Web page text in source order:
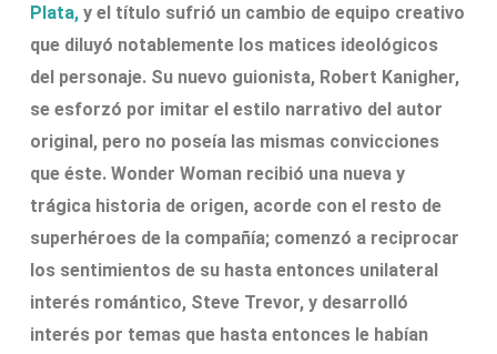
Plata, y el título sufrió un cambio de equipo creativo
que diluyó notablemente los matices ideológicos
del personaje. Su nuevo guionista, Robert Kanigher,
se esforzó por imitar el estilo narrativo del autor
original, pero no poseía las mismas convicciones
que éste. Wonder Woman recibió una nueva y
trágica historia de origen, acorde con el resto de
superhéroes de la compañía; comenzó a reciprocar
los sentimientos de su hasta entonces unilateral
interés romántico, Steve Trevor, y desarrolló
interés por temas que hasta entonces le habían